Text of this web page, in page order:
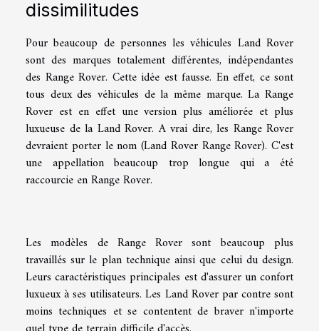
dissimilitudes
Pour beaucoup de personnes les véhicules Land Rover
sont des marques totalement différentes, indépendantes
des Range Rover. Cette idée est fausse. En effet, ce sont
tous deux des véhicules de la même marque. La Range
Rover est en effet une version plus améliorée et plus
luxueuse de la Land Rover. A vrai dire, les Range Rover
devraient porter le nom (Land Rover Range Rover). C'est
une appellation beaucoup trop longue qui a été
raccourcie en Range Rover.
Les modèles de Range Rover sont beaucoup plus
travaillés sur le plan technique ainsi que celui du design.
Leurs caractéristiques principales est d'assurer un confort
luxueux à ses utilisateurs. Les Land Rover par contre sont
moins techniques et se contentent de braver n'importe